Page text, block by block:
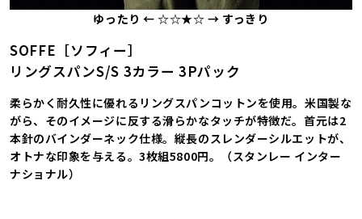
ゆったり ← ☆☆★☆ → すっきり
SOFFE［ソフィー］
リングスパンS/S 3カラー 3Pパック
柔らかく耐久性に優れるリングスパンコットンを使用。米国製な
がら、そのイメージに反する滑らかなタッチが特徴だ。首元は2
本針のバインダーネック仕様。縦長のスレンダーシルエットが、
オトナな印象を与える。3枚組5800円。（スタンレー インター
ナショナル）